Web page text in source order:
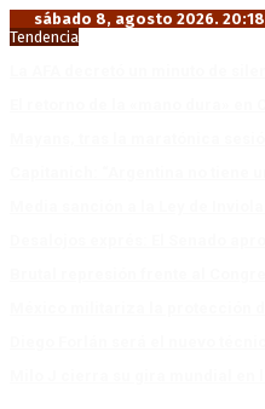
sábado 8, agosto 2026. 20:18
Tendencia